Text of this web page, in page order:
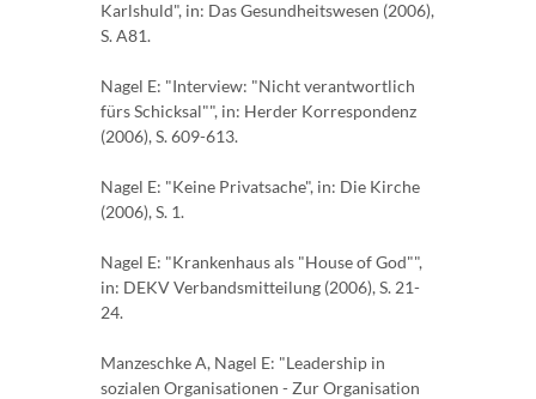
Karlshuld", in: Das Gesundheitswesen (2006),
S. A81.
Nagel E: "Interview: "Nicht verantwortlich
fürs Schicksal"", in: Herder Korrespondenz
(2006), S. 609-613.
Nagel E: "Keine Privatsache", in: Die Kirche
(2006), S. 1.
Nagel E: "Krankenhaus als "House of God"",
in: DEKV Verbandsmitteilung (2006), S. 21-
24.
Manzeschke A, Nagel E: "Leadership in
sozialen Organisationen - Zur Organisation